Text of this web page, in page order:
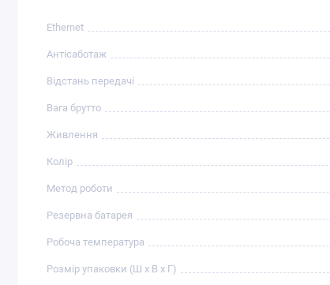
Ethernet
Антісаботаж
Відстань передачі
Вага брутто
Живлення
Колір
Метод роботи
Резервна батарея
Робоча температура
Розмір упаковки (Ш х В х Г)